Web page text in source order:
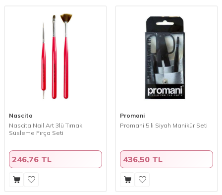
Nascita
Nascita Nail Art 3lü Tırnak
Süsleme Fırça Seti
246,76 TL
Promani
Promani 5 li Siyah Manikür Seti
436,50 TL